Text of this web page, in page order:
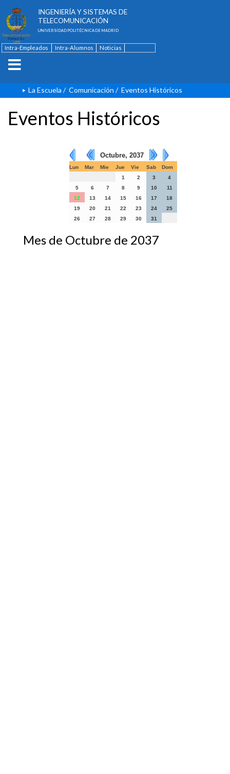
INGENIERÍA Y SISTEMAS DE
TELECOMUNICACIÓN
UNIVERSIDAD POLITÉCNICA DE MADRID
Intra-Empleados Intra-Alumnos
Noticias
La Escuela / Comunicación / Eventos Históricos
Eventos Históricos
Octubre, 2037
Lun Mar Mie Jue Vie Sab
Dom
1
2 3
4
5
6 7 8 9 10
11
12
13 14 15 16 17
18
19
20 21 22 23 24
25
26
27 28 29 30 31
Mes de Octubre de 2037